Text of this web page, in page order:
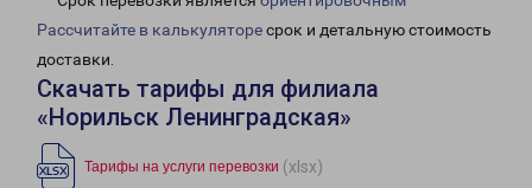
Рассчитайте в калькуляторесрок и детальную стоимость
доставки.
Скачать тарифы для филиала
«Норильск Ленинградская»
Тарифы на услуги перевозки (xlsx)